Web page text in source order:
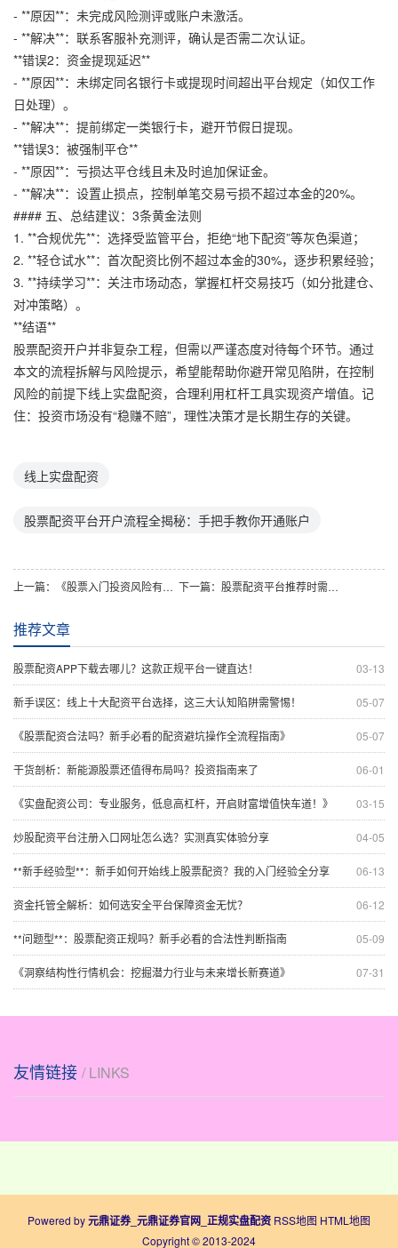
- **原因**：未完成风险测评或账户未激活。
- **解决**：联系客服补充测评，确认是否需二次认证。
**错误2：资金提现延迟**
- **原因**：未绑定同名银行卡或提现时间超出平台规定（如仅工作
日处理）。
- **解决**：提前绑定一类银行卡，避开节假日提现。
**错误3：被强制平仓**
- **原因**：亏损达平仓线且未及时追加保证金。
- **解决**：设置止损点，控制单笔交易亏损不超过本金的20%。
#### 五、总结建议：3条黄金法则
1. **合规优先**：选择受监管平台，拒绝“地下配资”等灰色渠道；
2. **轻仓试水**：首次配资比例不超过本金的30%，逐步积累经验；
3. **持续学习**：关注市场动态，掌握杠杆交易技巧（如分批建仓、
对冲策略）。
**结语**
股票配资开户并非复杂工程，但需以严谨态度对待每个环节。通过
本文的流程拆解与风险提示，希望能帮助你避开常见陷阱，在控制
风险的前提下线上实盘配资，合理利用杠杆工具实现资产增值。记
住：投资市场没有“稳赚不赔”，理性决策才是长期生存的关键。
线上实盘配资
股票配资平台开户流程全揭秘：手把手教你开通账户
上一篇： 《股票入门投资风险有哪些？新手该如何有效识别与应对？》 下一篇： 股票配资平台推荐时需关注哪些核心资质与风控指标？
推荐文章
03-13
股票配资APP下载去哪儿？这款正规平台一键直达！
05-07
新手误区：线上十大配资平台选择，这三大认知陷阱需警惕！
05-07
《股票配资合法吗？新手必看的配资避坑操作全流程指南》
06-01
干货剖析：新能源股票还值得布局吗？投资指南来了
03-15
《实盘配资公司：专业服务，低息高杠杆，开启财富增值快车道！》
04-05
炒股配资平台注册入口网址怎么选？实测真实体验分享
06-13
**新手经验型**：新手如何开始线上股票配资？我的入门经验全分享
06-12
资金托管全解析：如何选安全平台保障资金无忧？
05-09
**问题型**：股票配资正规吗？新手必看的合法性判断指南
07-31
《洞察结构性行情机会：挖掘潜力行业与未来增长新赛道》
友情链接 / LINKS
Powered by元鼎证券_元鼎证券官网_正规实盘配资 RSS地图 HTML地图
Copyright© 2013-2024